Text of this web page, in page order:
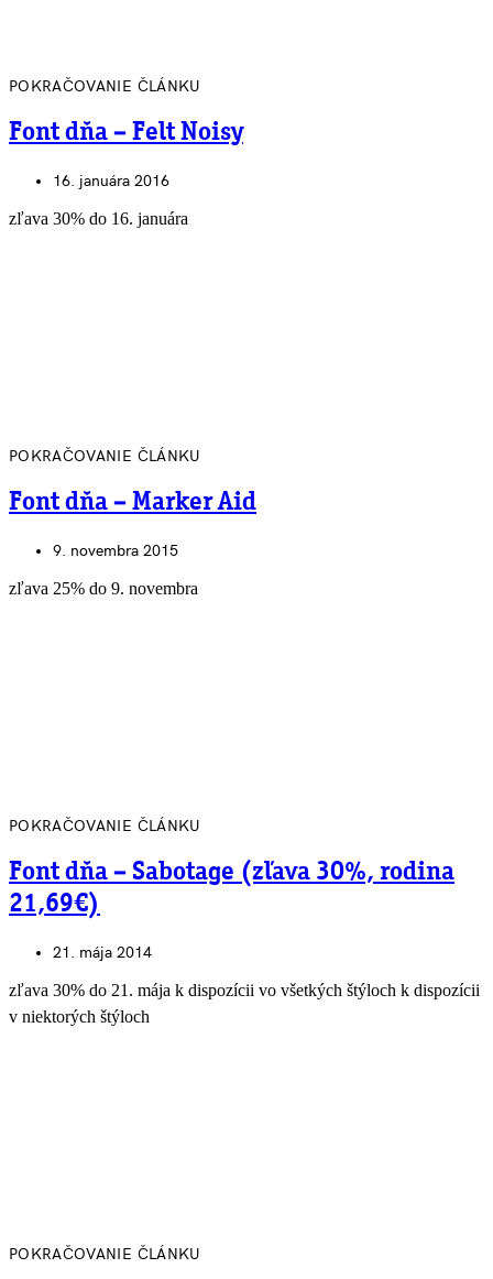
POKRAČOVANIE ČLÁNKU
Font dňa – Felt Noisy
16. januára 2016
zľava 30% do 16. januára
POKRAČOVANIE ČLÁNKU
Font dňa – Marker Aid
9. novembra 2015
zľava 25% do 9. novembra
POKRAČOVANIE ČLÁNKU
Font dňa – Sabotage (zľava 30%, rodina
21,69€)
21. mája 2014
zľava 30% do 21. mája k dispozícii vo všetkých štýloch k dispozícii
v niektorých štýloch
POKRAČOVANIE ČLÁNKU